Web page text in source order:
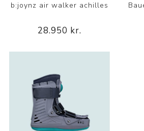
b:joynz air walker achilles
28.950 kr.